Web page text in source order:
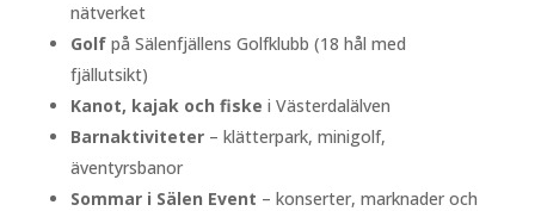
nätverket
Golfpå Sälenfjällens Golfklubb (18 hål med
fjällutsikt)
Kanot, kajak och fiske i Västerdalälven
Barnaktiviteter– klätterpark, minigolf,
äventyrsbanor
Sommar i Sälen Event – konserter, marknader och